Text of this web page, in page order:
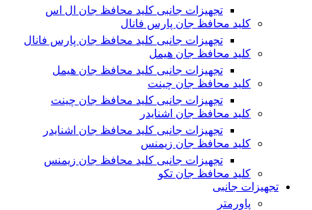
تجهیزات جانبی کلید محافظ جان ال اس
کلید محافظ جان پارس فانال
تجهیزات جانبی کلید محافظ جان پارس فانال
کلید محافظ جان هیمل
تجهیزات جانبی کلید محافظ جان هیمل
کلید محافظ جان چینت
تجهیزات جانبی کلید محافظ جان چینت
کلید محافظ جان اشنایدر
تجهیزات جانبی کلید محافظ جان اشنایدر
کلید محافظ جان زیمنس
تجهیزات جانبی کلید محافظ جان زیمنس
کلید محافظ جان تکو
تجهیزات جانبی
پاورمتر